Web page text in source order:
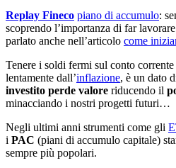
Replay Fineco piano di accumulo:
scoprendo l’importanza di far
parlato anche nell’articolo come
Tenere i soldi fermi sul conto
lentamente dall’inflazione, è un dato
investito perde valore riducendo il
minacciando i nostri progetti futuri…
Negli ultimi anni strumenti come gli
i PAC (piani di accumulo capitale)
sempre più popolari.